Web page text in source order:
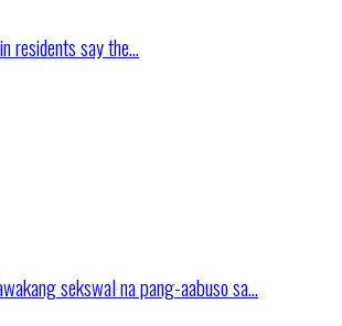
residents say the…
sekswal na pang-aabuso sa…